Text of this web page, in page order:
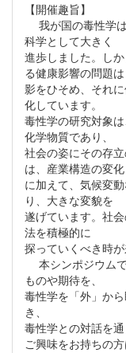
【開催趣旨】
我が国の毒性学
科学として大きく
進歩しました。し
る健康影響の問題は
影をひそめ、それ
化しています。
毒性学の研究対象
化学物質であり、
社会の姿にその存
は、産業構造の変化
に加えて、気候変
り、大きな変貌を
遂げています。社
法を積極的に
探っていくべき時が
本シンポジウム
ものや期待を、
毒性学を「外」か
き、
毒性学との対話を
ご興味をお持ちの